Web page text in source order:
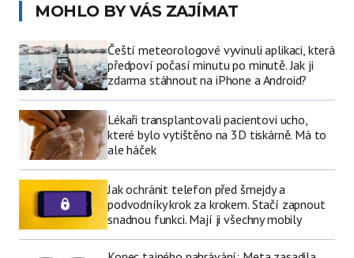
MOHLO BY VÁS ZAJÍMAT
Čeští meteorologové vyvinuli aplikaci, která
předpoví počasí minutu po minutě. Jak ji
zdarma stáhnout na iPhone a Android?
Lékaři transplantovali pacientovi ucho,
které bylo vytištěno na 3D tiskárně. Má to
ale háček
Jak ochránit telefon před šmejdy a
podvodníky krok za krokem. Stačí zapnout
snadnou funkci. Mají ji všechny mobily